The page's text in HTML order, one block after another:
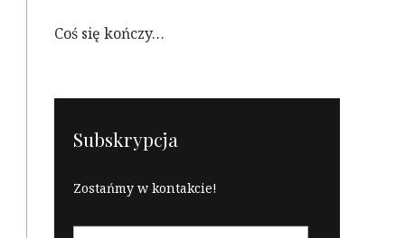
Coś się kończy…
Subskrypcja
Zostańmy w kontakcie!